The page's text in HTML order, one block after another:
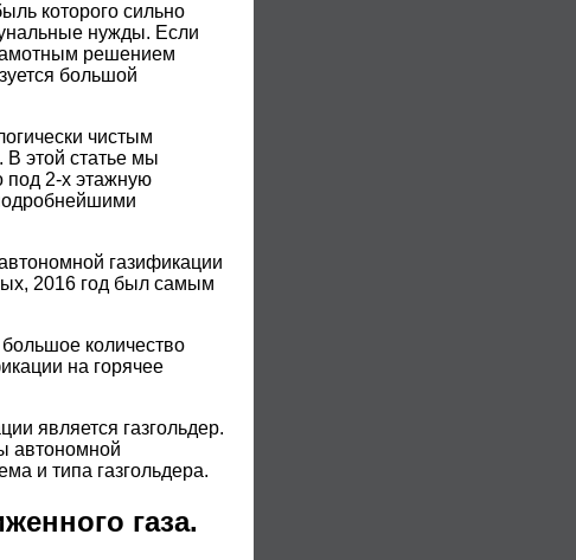
которого сильно
нужды. Если
решением
большой
чистым
этой статье мы
под 2-х этажную
газификации
2016 год был самым
количество
на горячее
является газгольдер.
автономной
и типа газгольдера.
газа.